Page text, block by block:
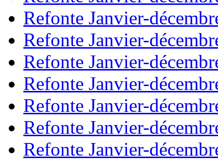
Refonte Janvier-
Refonte Janvier-
Refonte Janvier-
Refonte Janvier-
Refonte Janvier-
Refonte Janvier-
Refonte Janvier-